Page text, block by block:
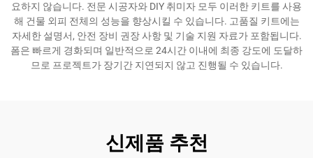
요하지 않습니다. 전문 시공자와 DIY 취미자 모두 이러한 키트를 사용
해 건물 외피 전체의 성능을 향상시킬 수 있습니다. 고품질 키트에는
자세한 설명서, 안전 장비 권장 사항 및 기술 지원 자료가 포함됩니다.
폼은 빠르게 경화되며 일반적으로 24시간 이내에 최종 강도에 도달하
므로 프로젝트가 장기간 지연되지 않고 진행될 수 있습니다.
신제품 추천